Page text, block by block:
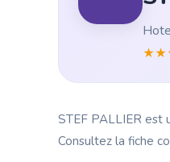
★★
STEF PALLIER est
Consultez la fiche